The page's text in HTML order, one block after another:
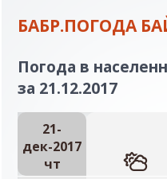
БАБР.ПОГОДА
Погода в
за 21.12.2017
21-
дек-2017
чт